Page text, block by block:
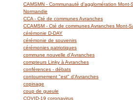
CAMSMN - Communauté d'agglomération Mont-
Normandie
CCA - Cté de communes Avranches
CCAMSM - Cté de communes Avranches Mont-
cérémonie D-DAY
cérémonie de souvenirs
cérémonies patriotiques
commune nouvelle d'Avranches
compteurs Linky à Avranches
conférences - débats
contournement "est" d'Avranches
copinage
coup de gueule
COVID-19 coronavirus